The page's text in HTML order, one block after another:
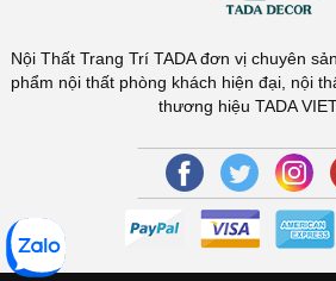
Nội Thất Trang Trí TADA đơn vị chuyên
phẩm nội thất phòng khách hiện đại, nội
thương hiệu TADA